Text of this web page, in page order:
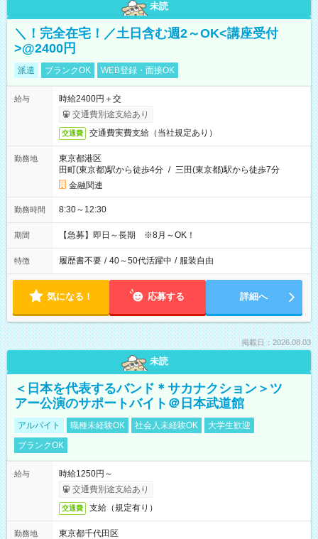
未読
＼！完全在宅！／土日含む週2～OK<講座受付
>@2400円
派遣 ブランクOK WEB登録・面接OK
給与
時給2400円＋交
交通費別途支給あり
交通費 交通費実費支給（当社規定あり）
勤務地
東京都港区
田町(東京都)駅から徒歩4分 / 三田(東京都)駅から徒歩7分
金融関連
勤務時間 8:30～12:30
期間 【急募】即日～長期 ※8月～OK！
特徴 履歴書不要 / 40～50代活躍中 / 服装自由
気になる！ 応募する 詳細へ
掲載日：2026.08.03
未読
＜日本を代表するバンド＊サカナクション＞ツ
アー公演のサポートバイト＠日本武道館
アルバイト 職種未経験OK 社会人未経験OK
大学生歓迎
ブランクOK
給与
時給1250円～
交通費別途支給あり
交通費 支給（規定有り）
勤務地
東京都千代田区